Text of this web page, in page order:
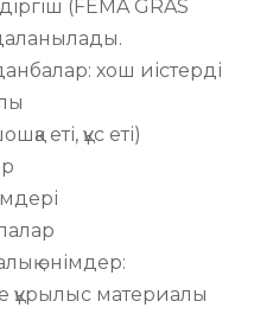
(FEMA GRAS
хош иістерді
еті, құс еті)
өнімдер:
құрылыс материалы